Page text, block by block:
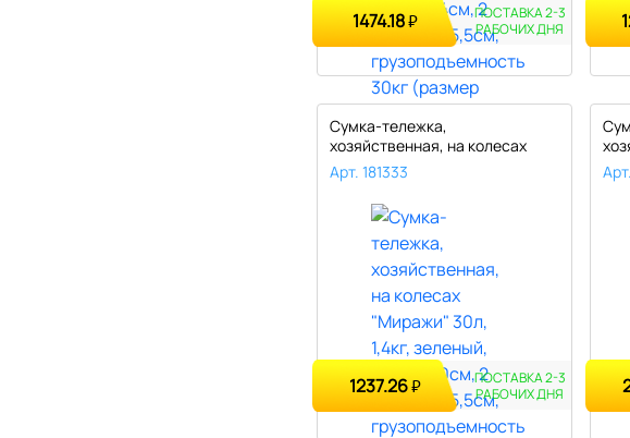
1474.18₽
ПОСТАВКА 2-3
РАБОЧИХ ДНЯ
Сумка-тележка,
хозяйственная, на колесах
"Миражи" 30л, ..
Арт. 181333
1237.26₽
ПОСТАВКА 2-3
РАБОЧИХ ДНЯ